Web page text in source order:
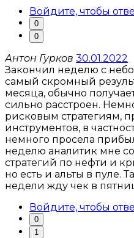
Войдите, чтобы
0
0
Антон Гурков 30.01.2022
Закончил неделю с
самый скромный
месяца, обычно
сильно расстроен.
рисковым стратегиям,
инструментов, в
немного просела
неделю аналитик мне
стратегий по нефти и
но есть и альты в пуле.
недели жду чек в
Войдите, чтобы
0
1